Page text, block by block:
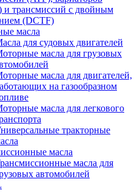
и трансмиссий с двойным
(DCTF)
масла
для судовых двигателей
масла для грузовых
масла для двигателей,
на газообразном
масла для легкового
тракторные
масла
масла для
автомобилей